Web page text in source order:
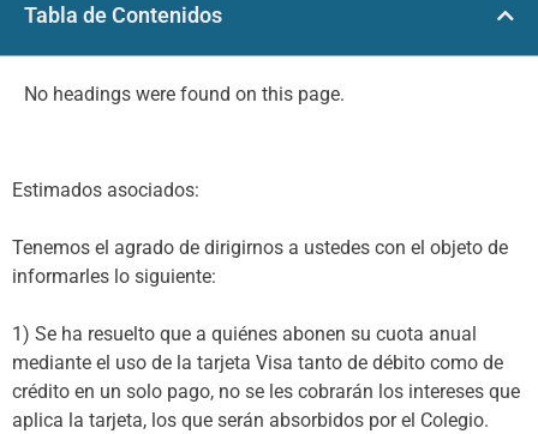
Tabla de Contenidos
No headings were found on this page.
Estimados asociados:
Tenemos el agrado de dirigirnos a ustedes con el objeto de
informarles lo siguiente:
1) Se ha resuelto que a quiénes abonen su cuota anual
mediante el uso de la tarjeta Visa tanto de débito como de
crédito en un solo pago, no se les cobrarán los intereses que
aplica la tarjeta, los que serán absorbidos por el Colegio.